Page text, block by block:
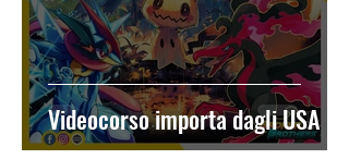
Videocorso importa dagli USA